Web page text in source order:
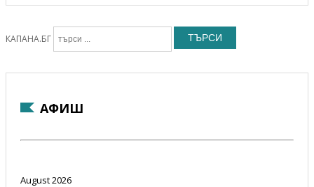
КАПАНА.БГ ТЪРСИ
АФИШ
August 2026